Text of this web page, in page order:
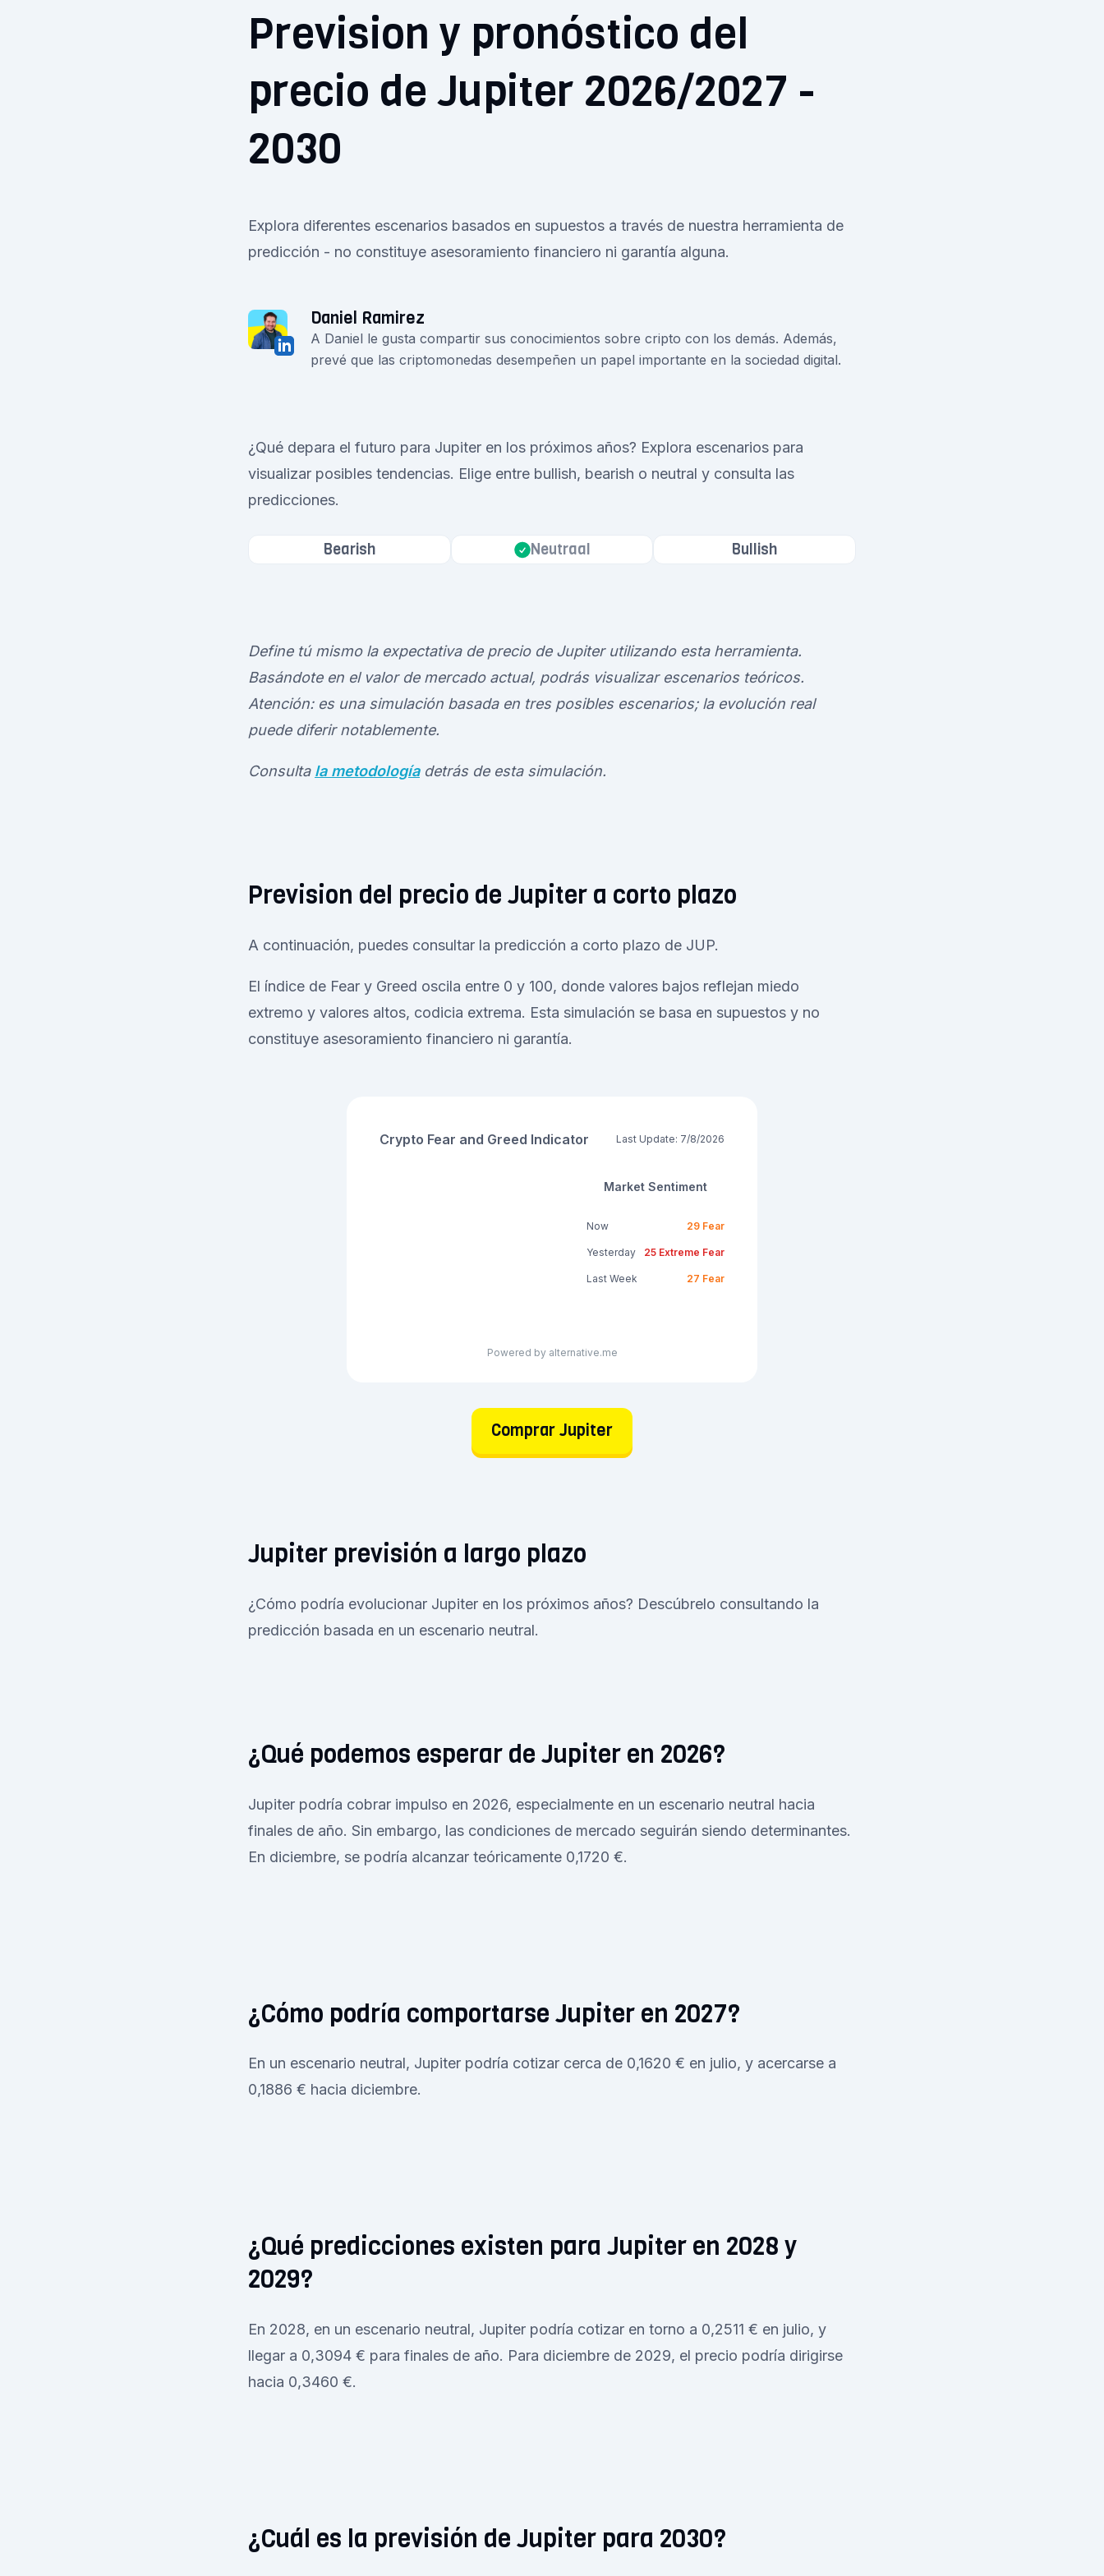
Prevision y pronóstico del
precio de Jupiter 2026/2027 -
2030
Explora diferentes escenarios basados en supuestos a través de nuestra herramienta de
predicción - no constituye asesoramiento financiero ni garantía alguna.
Daniel Ramirez
A Daniel le gusta compartir sus conocimientos sobre cripto con los demás. Además,
prevé que las criptomonedas desempeñen un papel importante en la sociedad digital.
¿Qué depara el futuro para Jupiter en los próximos años? Explora escenarios para
visualizar posibles tendencias. Elige entre bullish, bearish o neutral y consulta las
predicciones.
Bearish Neutraal Bullish
Define tú mismo la expectativa de precio de Jupiter utilizando esta herramienta.
Basándote en el valor de mercado actual, podrás visualizar escenarios teóricos.
Atención: es una simulación basada en tres posibles escenarios; la evolución real
puede diferir notablemente.
Consulta la metodologíadetrás de esta simulación.
Prevision del precio de Jupiter a corto plazo
A continuación, puedes consultar la predicción a corto plazo de JUP.
El índice de Fear y Greed oscila entre 0 y 100, donde valores bajos reflejan miedo
extremo y valores altos, codicia extrema. Esta simulación se basa en supuestos y no
constituye asesoramiento financiero ni garantía.
Crypto Fear and Greed Indicator Last Update: 7/8/2026
Market Sentiment
Now 29 Fear
Yesterday 25 Extreme Fear
Last Week 27 Fear
Powered by alternative.me
Comprar Jupiter
Jupiter previsión a largo plazo
¿Cómo podría evolucionar Jupiter en los próximos años? Descúbrelo consultando la
predicción basada en un escenario neutral.
¿Qué podemos esperar de Jupiter en 2026?
Jupiter podría cobrar impulso en 2026, especialmente en un escenario neutral hacia
finales de año. Sin embargo, las condiciones de mercado seguirán siendo determinantes.
En diciembre, se podría alcanzar teóricamente 0,1720 €.
¿Cómo podría comportarse Jupiter en 2027?
En un escenario neutral, Jupiter podría cotizar cerca de 0,1620 € en julio, y acercarse a
0,1886 € hacia diciembre.
¿Qué predicciones existen para Jupiter en 2028 y
2029?
En 2028, en un escenario neutral, Jupiter podría cotizar en torno a 0,2511 € en julio, y
llegar a 0,3094 € para finales de año. Para diciembre de 2029, el precio podría dirigirse
hacia 0,3460 €.
¿Cuál es la previsión de Jupiter para 2030?